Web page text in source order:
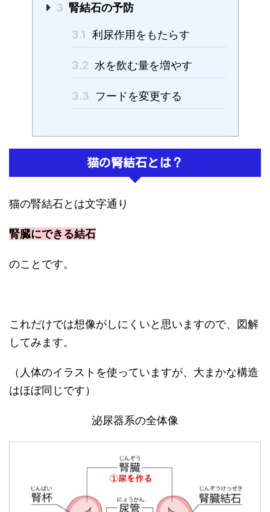
3 腎結石の予防
3.1 利尿作用をもたらす
3.2 水を飲む量を増やす
3.3 フードを変更する
猫の腎結石とは？
猫の腎結石とは文字通り
腎臓にできる結石
のことです。
これだけでは想像がしにくいと思いますので、図解
してみます。
（人体のイラストを使っていますが、大まかな構造
はほぼ同じです）
泌尿器系の全体像